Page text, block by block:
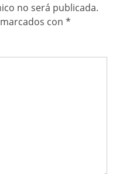
no será publicada.
con *